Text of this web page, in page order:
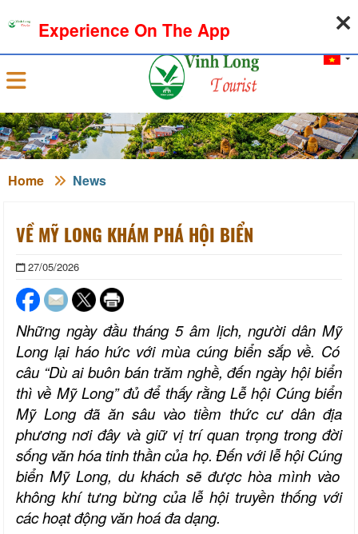
Sign in
Home News
VỀ MỸ LONG KHÁM PHÁ HỘI BIỂN
27/05/2026
Những ngày đầu tháng 5 âm lịch, người dân Mỹ
Longlại háo hức với mùa cúng biển sắp về. Có
câu “Dù ai buôn bán trăm nghề, đến ngày hội biển
thì về Mỹ Long” đủ để thấy rằng Lễ hội Cúngbiển
Mỹ Long đã ăn sâu vào tiềm thức cư dân địa
phương nơi đây và giữ vị trí quan trọng trong đời
sống văn hóa tinh thần của họ. Đến với lễ hội Cúng
biển Mỹ Long, du khách sẽ được hòa mình vào
không khí tưng bừng của lễ hội truyền thốngvới
các hoạt động văn hoá đa dạng.
Experience On The App